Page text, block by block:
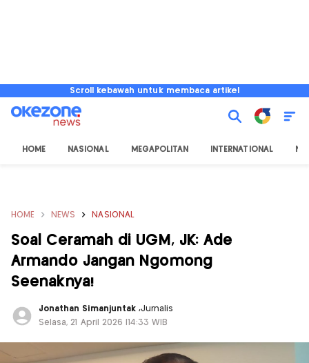
Scroll kebawah untuk membaca artikel
HOME NASIONAL MEGAPOLITAN INTERNATIONAL
HOME NEWS NASIONAL
Soal Ceramah di UGM, JK: Ade
Armando Jangan Ngomong
Seenaknya!
Jonathan Simanjuntak,Jurnalis
Selasa, 21 April 2026 |14:33 WIB